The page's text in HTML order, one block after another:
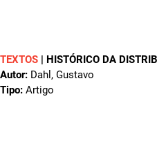
TEXTOS | HISTÓRICO DA
Autor: Dahl, Gustavo
Tipo: Artigo